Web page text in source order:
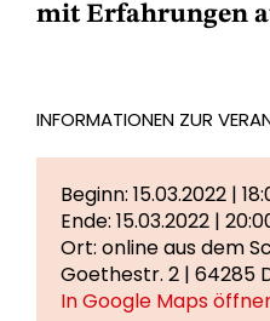
mit Erfahrungen
INFORMATIONEN ZUR
Beginn: 15.03.2022 |
Ende: 15.03.2022 |
Ort: online aus dem
Goethestr. 2 | 64285
In Google Maps